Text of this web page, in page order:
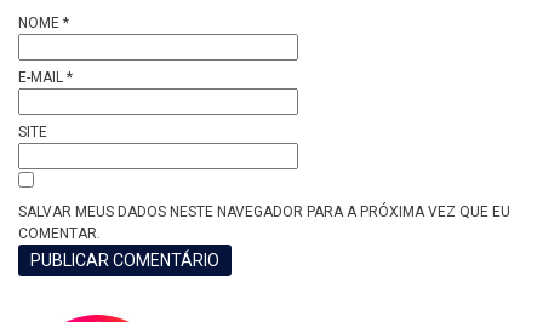
NOME *
E-MAIL *
SITE
SALVAR MEUS DADOS NESTE NAVEGADOR PARA A PRÓXIMA VEZ QUE EU
COMENTAR.